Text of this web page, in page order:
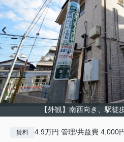
【外観】南西向き、駅徒
賃料 4.9万円 管理/共益費 4,000